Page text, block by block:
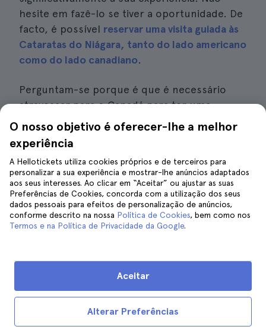
hesite em fazê-lo se tiver a oportunidade. De
facto, é possível reservar uma visita guiada às
Cataratas do Niágara, tanto do lado americano
como do lado canadiano.
Perguntam-se porque é que é necessário
atravessar para o Canadá para ter uma
experiência completa? Por um lado, as vistas
das Cataratas no Canadá são ainda mais
espectaculares e terá um
a respiração das Cataratas Horseshoe, a mais
impressionante das três quedas.Além disso,
existeminúmeras actividades disponíveis,
como o passeio "Clifton Hill", a "Niagara
SkyWheel" ou a "Journey Behind the Falls".
E se for um amante de caminhadas e da
muitos trilhos disponíveis no
Queen Victoria Park. Também terá uma visão
O nosso objetivo é oferecer-lhe a melhor
experiência
A Hellotickets utiliza cookies próprios e de terceiros para
personalizar a sua experiência e mostrar-lhe anúncios adaptados
aos seus interesses. Ao clicar em “Aceitar” ou ajustar as suas
Preferências de Cookies, concorda com a utilização dos seus
dados pessoais para efeitos de personalização de anúncios,
conforme descrito na nossa Política de Cookies, bem como nos
Termos e na Política de Privacidade da Google.
Alterar Preferências
Aceitar